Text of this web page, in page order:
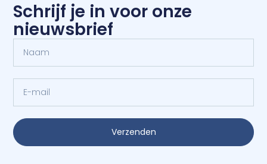
Schrijf je in voor onze
nieuwsbrief
Verzenden